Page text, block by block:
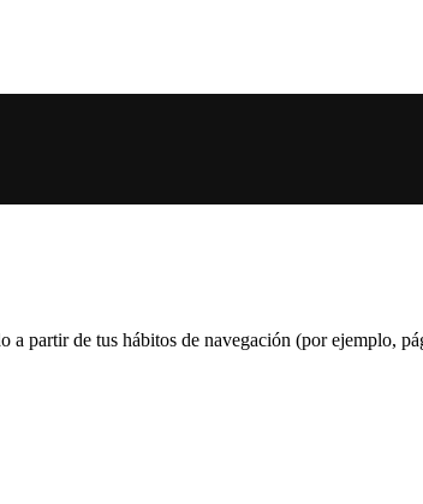
partir de tus hábitos de navegación (por ejemplo,